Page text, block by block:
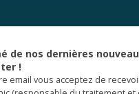
de nos dernières
!
email vous acceptez de